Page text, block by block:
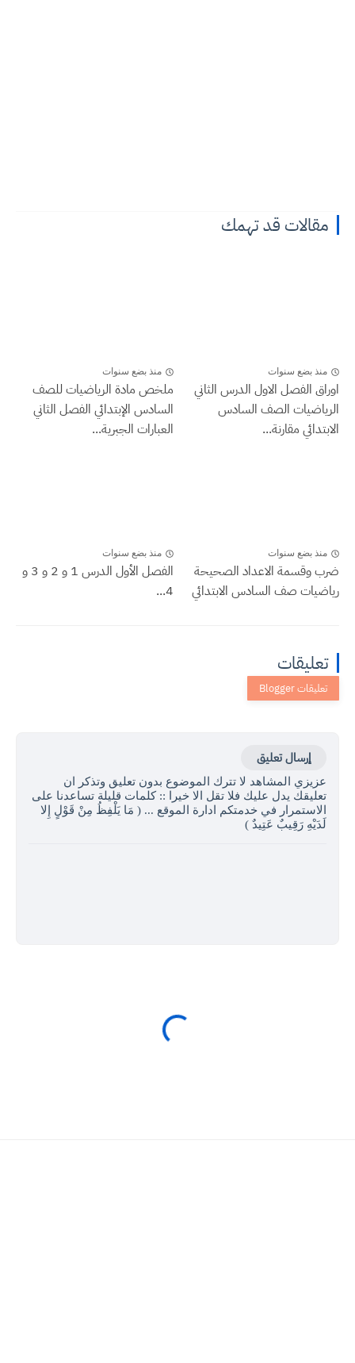
مقالات قد تهمك
منذ بضع سنوات
اوراق الفصل الاول الدرس الثاني
الرياضيات الصف السادس
الابتدائي مقارنة...
منذ بضع سنوات
ملخص مادة الرياضيات للصف
السادس الإبتدائي الفصل الثاني
العبارات الجبرية...
منذ بضع سنوات
ضرب وقسمة الاعداد الصحيحة
رياضيات صف السادس الابتدائي
منذ بضع سنوات
الفصل الأول الدرس 1 و 2 و 3 و
4...
تعليقات
إرسال تعليق
عزيزي المشاهد لا تترك الموضوع بدون تعليق وتذكر ان
تعليقك يدل عليك فلا تقل الا خيرا :: كلمات قليلة تساعدنا على
الاستمرار في خدمتكم ادارة الموقع ... ( مَا يَلْفِظُ مِنْ قَوْلٍ إِلا
لَدَيْهِ رَقِيبٌ عَتِيدٌ )